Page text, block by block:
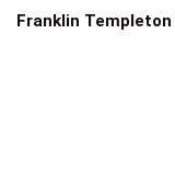
Franklin Templeton